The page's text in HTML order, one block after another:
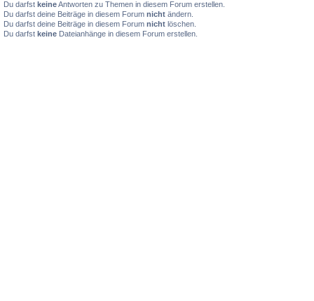
Du darfst keineAntworten zu Themen in diesem Forum erstellen.
Du darfst deine Beiträge in diesem Forum nicht ändern.
Du darfst deine Beiträge in diesem Forum nicht löschen.
Du darfst keine Dateianhänge in diesem Forum erstellen.